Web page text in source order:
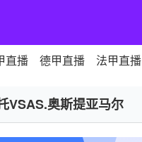
直播 德甲直播 法甲直播
VSAS.奥斯提亚马尔